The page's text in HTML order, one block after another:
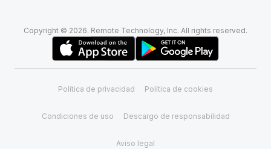
Copyright © 2026. Remote Technology, Inc. All rights reserved.
Política de privacidad Política de cookies
Condiciones de uso Descargo de responsabilidad
Aviso legal